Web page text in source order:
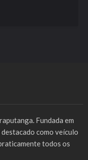
Fundada em
como veículo
todos os